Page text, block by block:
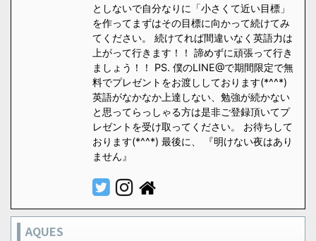
としないで自分なりに「小さくて近い目標」
を作ってまずはその目標に向かって続けてみ
てください。 続けてれば間違いなく英語力は
上がって行きます！！ 諦めずに頑張って行き
ましょう！！ PS. 僕のLINE@で期間限定で無
料でプレゼントをお渡ししております(*^^*)
英語がなかなか上達しない、勉強が続かない
と思ってらっしゃる方は是非ご登録頂いてプ
レゼントを受け取ってください。 お待ちして
おります(*^^*) 最後に、 『明けない夜はあり
ません』
AQUES